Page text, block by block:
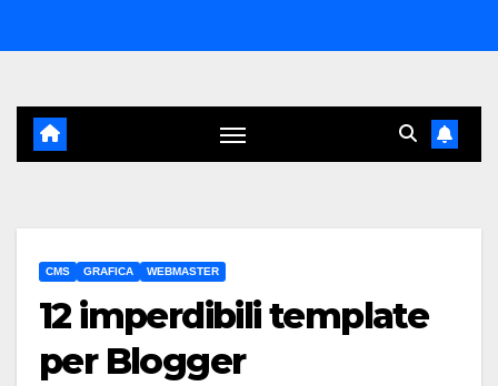
al
CMS GRAFICA WEBMASTER
12 imperdibili template
per Blogger